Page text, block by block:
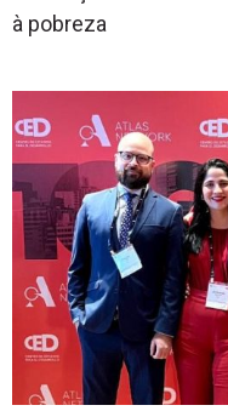
à pobreza